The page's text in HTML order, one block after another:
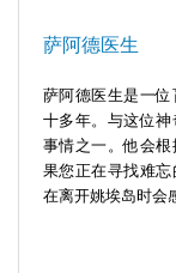
萨阿德医生
萨阿德医生是一
十多年。与这位
事情之一。他会
果您正在寻找难
在离开姚埃岛时会